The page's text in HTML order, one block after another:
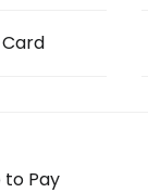
to Pay